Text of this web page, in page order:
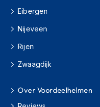
V
s
p
a
h
e
m
Eibergen
Nijeveen
Rijen
Zwaagdijk
Over Voordeelhelmen